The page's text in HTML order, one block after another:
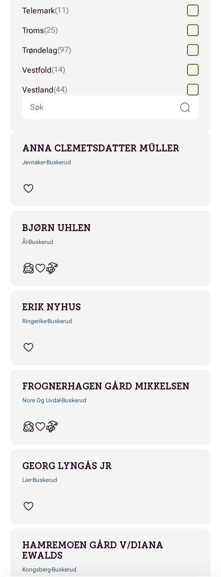
ANNA CLEMETSDATTER MÜLLER
JevnakerBuskerud
BJØRN UHLEN
ÅlBuskerud
ERIK NYHUS
RingerikeBuskerud
FROGNERHAGEN GÅRD MIKKELSEN
Nore Og UvdalBuskerud
GEORG LYNGÅS JR
LierBuskerud
HAMREMOEN GÅRD V/DIANA
EWALDS
KongsbergBuskerud
Telemark(11)
Troms(25)
Trøndelag(97)
Vestfold(14)
Vestland(44)